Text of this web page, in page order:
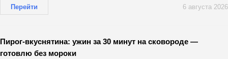
Перейти 6 августа 2026
Пирог-вкуснятина: ужин за 30 минут на сковороде —
готовлю без мороки